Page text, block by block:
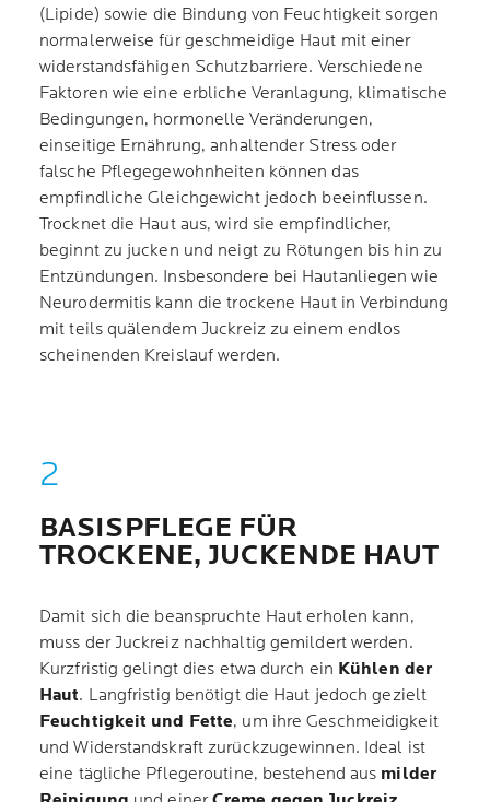
(Lipide) sowie die Bindung von Feuchtigkeit sorgen
normalerweise für geschmeidige Haut mit einer
widerstandsfähigen Schutzbarriere. Verschiedene
Faktoren wie eine erbliche Veranlagung, klimatische
Bedingungen, hormonelle Veränderungen,
einseitige Ernährung, anhaltender Stress oder
falsche Pflegegewohnheiten können das
empfindliche Gleichgewicht jedoch beeinflussen.
Trocknet die Haut aus, wird sie empfindlicher,
beginnt zu jucken und neigt zu Rötungen bis hin zu
Entzündungen. Insbesondere bei Hautanliegen wie
Neurodermitis kann die trockene Haut in Verbindung
mit teils quälendem Juckreiz zu einem endlos
scheinenden Kreislauf werden.
BASISPFLEGE FÜR
TROCKENE, JUCKENDE HAUT
Damit sich die beanspruchte Haut erholen kann,
muss der Juckreiz nachhaltig gemildert werden.
Kurzfristig gelingt dies etwa durch ein Kühlen der
Haut. Langfristig benötigt die Haut jedoch gezielt
Feuchtigkeit und Fette, um ihre Geschmeidigkeit
und Widerstandskraft zurückzugewinnen. Ideal ist
eine tägliche Pflegeroutine, bestehend aus milder